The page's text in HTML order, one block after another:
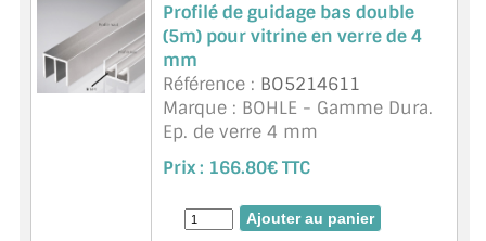
Profilé de guidage bas double
(5m) pour vitrine en verre de 4
mm
Référence : BO5214611
Marque : BOHLE - Gamme Dura.
Ep. de verre 4 mm
Adapté à des verres petits et
légers
Unité de vente 5 m
Coupe de transport sur demande
Prix : 166.80€ TTC